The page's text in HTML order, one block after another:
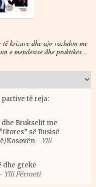
krizave dhe ajo vazhdon me
e mendësisë dhe praktikës...
të reja:
Brukselit me
së Rusisë
Kosovën - Ylli
dhe greke
- Ylli Përmeti